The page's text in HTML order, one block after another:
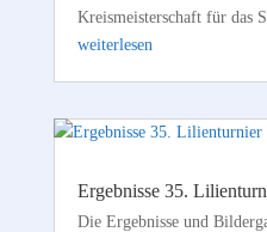
Kreismeisterschaft für das
weiterlesen
Ergebnisse 35.
Die Ergebnisse und